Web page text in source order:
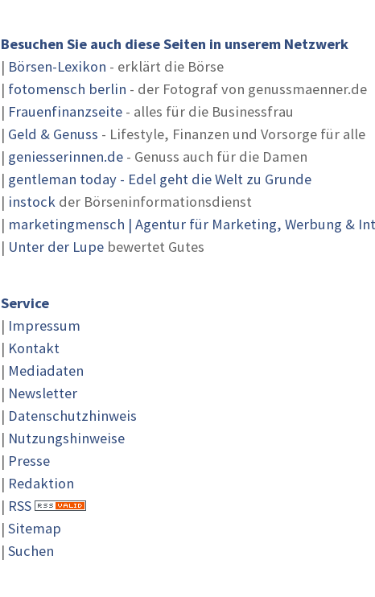
Besuchen Sie auch diese Seiten in unserem Netzwerk
| Börsen-Lexikon - erklärt die Börse
| fotomensch berlin - der Fotograf von genussmaenner.de
| Frauenfinanzseite - alles für die Businessfrau
| Geld & Genuss - Lifestyle, Finanzen und Vorsorge für alle
| geniesserinnen.de - Genuss auch für die Damen
| gentleman today - Edel geht die Welt zu Grunde
| instock der Börseninformationsdienst
| marketingmensch | Agentur für Marketing, Werbung &
| Unter der Lupe bewertet Gutes
Service
| Impressum
| Kontakt
| Mediadaten
| Newsletter
| Datenschutzhinweis
| Nutzungshinweise
| Presse
| Redaktion
| RSS
| Sitemap
| Suchen